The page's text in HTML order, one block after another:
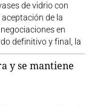
de vidrio con
de la
en
definitivo y final, la
y se mantiene